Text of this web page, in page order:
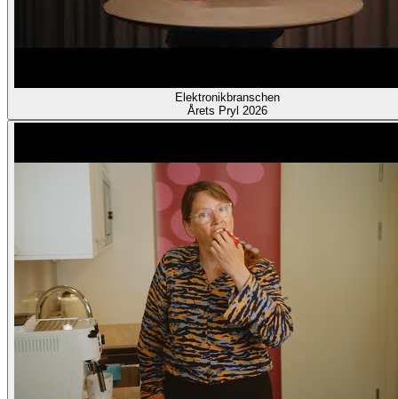
Elektronikbranschen
Årets Pryl 2026